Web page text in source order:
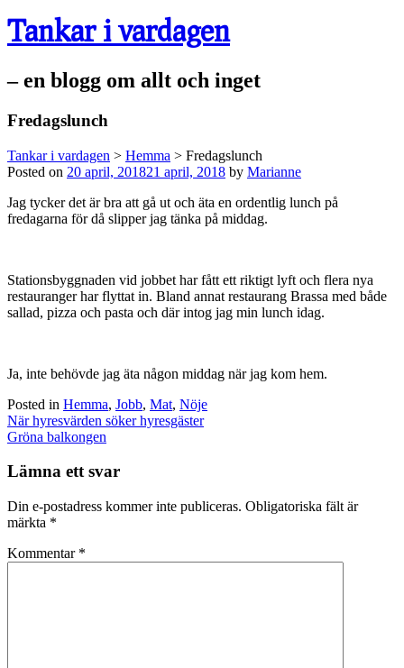
Tankar i vardagen
– en blogg om allt och inget
Fredagslunch
Tankar i vardagen > Hemma > Fredagslunch
Posted on 20 april, 201821 april, 2018 by Marianne
Jag tycker det är bra att gå ut och äta en ordentlig lunch på
fredagarna för då slipper jag tänka på middag.
Stationsbyggnaden vid jobbet har fått ett riktigt lyft och flera nya
restauranger har flyttat in. Bland annat restaurang Brassa med både
sallad, pizza och pasta och där intog jag min lunch idag.
Ja, inte behövde jag äta någon middag när jag kom hem.
Posted in Hemma, Jobb, Mat, Nöje
Post
navigation
När hyresvärden söker hyresgäster
Gröna balkongen
Lämna ett svar
Din e-postadress kommer inte publiceras. Obligatoriska fält är
märkta *
Kommentar *